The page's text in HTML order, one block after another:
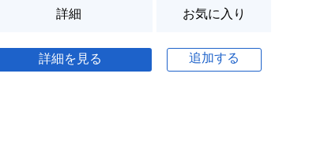
詳細 お気に入り
詳細を見る 追加する